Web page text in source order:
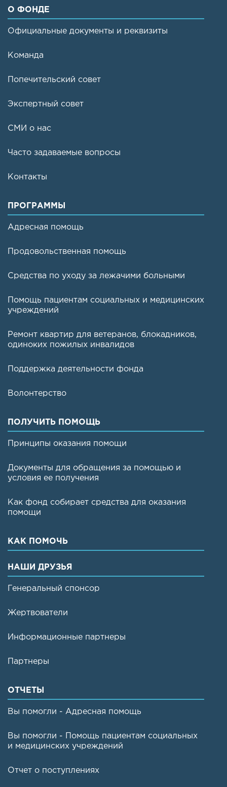
О ФОНДЕ
Официальные документы и реквизиты
Команда
Попечительский совет
Экспертный совет
СМИ о нас
Часто задаваемые вопросы
Контакты
ПРОГРАММЫ
Адресная помощь
Продовольственная помощь
Средства по уходу за лежачими больными
Помощь пациентам социальных и медицинских
учреждений
Ремонт квартир для ветеранов, блокадников,
одиноких пожилых инвалидов
Поддержка деятельности фонда
Волонтерство
ПОЛУЧИТЬ ПОМОЩЬ
Принципы оказания помощи
Документы для обращения за помощью и
условия ее получения
Как фонд собирает средства для оказания
помощи
КАК ПОМОЧЬ
НАШИ ДРУЗЬЯ
Генеральный спонсор
Жертвователи
Информационные партнеры
Партнеры
ОТЧЕТЫ
Вы помогли - Адресная помощь
Вы помогли - Помощь пациентам социальных
и медицинских учреждений
Отчет о поступлениях